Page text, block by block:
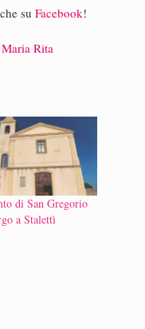
su Facebook!
Maria Rita
di San Gregorio
a Stalettì